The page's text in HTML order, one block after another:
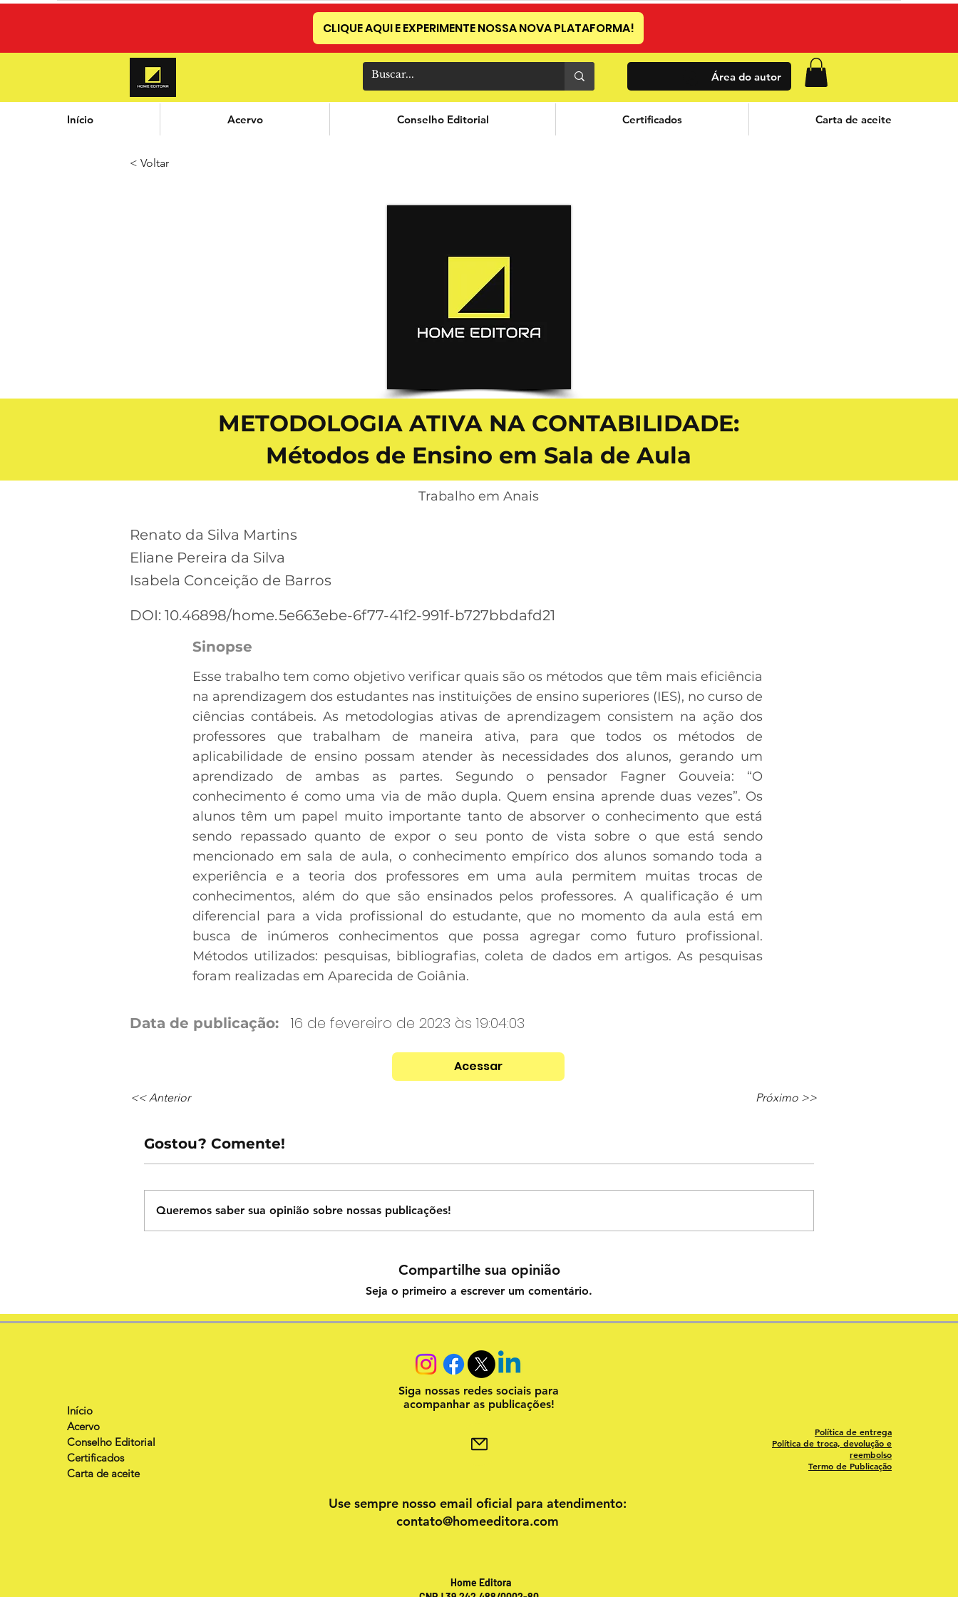
Área do autor
CLIQUE AQUI E EXPERIMENTE NOSSA NOVA PLATAFORMA!
Início Acervo Conselho Editorial Certificados Carta de aceite
< Voltar
METODOLOGIA ATIVA NA CONTABILIDADE:
Métodos de Ensino em Sala de Aula
Trabalho em Anais
Renato da Silva Martins
Eliane Pereira da Silva
Isabela Conceição de Barros
DOI: 10.46898/home.5e663ebe-6f77-41f2-991f-b727bbdafd21
Sinopse
Esse trabalho tem como objetivo verificar quais são os métodos que têm mais eficiência
na aprendizagem dos estudantes nas instituições de ensino superiores (IES), no curso de
ciências contábeis. As metodologias ativas de aprendizagem consistem na ação dos
professores que trabalham de maneira ativa, para que todos os métodos de
aplicabilidade de ensino possam atender às necessidades dos alunos, gerando um
aprendizado de ambas as partes. Segundo o pensador Fagner Gouveia: “O
conhecimento é como uma via de mão dupla. Quem ensina aprende duas vezes”. Os
alunos têm um papel muito importante tanto de absorver o conhecimento que está
sendo repassado quanto de expor o seu ponto de vista sobre o que está sendo
mencionado em sala de aula, o conhecimento empírico dos alunos somando toda a
experiência e a teoria dos professores em uma aula permitem muitas trocas de
conhecimentos, além do que são ensinados pelos professores. A qualificação é um
diferencial para a vida profissional do estudante, que no momento da aula está em
busca de inúmeros conhecimentos que possa agregar como futuro profissional.
Métodos utilizados: pesquisas, bibliografias, coleta de dados em artigos. As pesquisas
foram realizadas em Aparecida de Goiânia.
Data de publicação: 16 de fevereiro de 2023 às 19:04:03
Acessar
<< Anterior Próximo >>
Gostou? Comente!
Queremos saber sua opinião sobre nossas publicações!
Compartilhe sua opinião
Seja o primeiro a escrever um comentário.
Início
Acervo
Conselho Editorial
Certificados
Carta de aceite
Siga nossas redes sociais para
acompanhar as publicações!
Política de entrega
Política de troca, devolução e
reembolso
Termo de Publicação
Use sempre nosso email oficial para atendimento:
contato@homeeditora.com
Home Editora